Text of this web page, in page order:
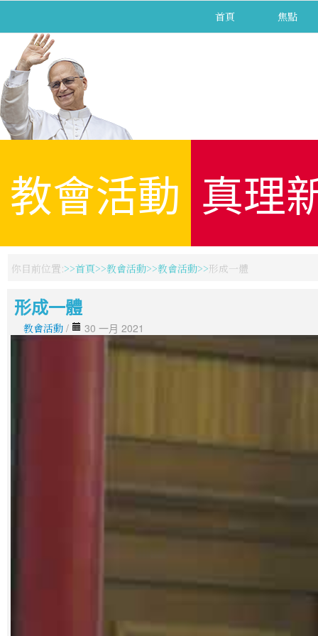
首頁 焦點
教會活動 真理
你目前位置: 首頁 教會活動 教會活動 形成一體
形成一體
教會活動 / 30 一月 2021